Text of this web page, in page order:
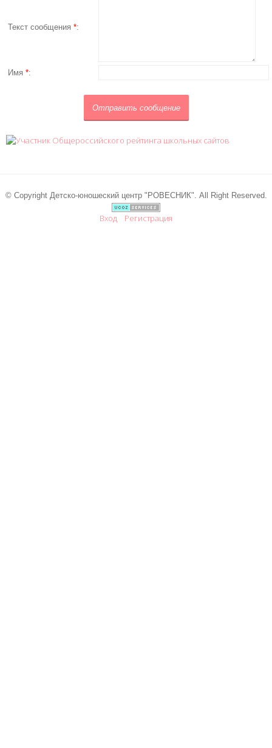
Текст сообщения *:
Имя *:
© Copyright Детско-юношеский центр "РОВЕСНИК". All Right Reserved.
Вход Регистрация